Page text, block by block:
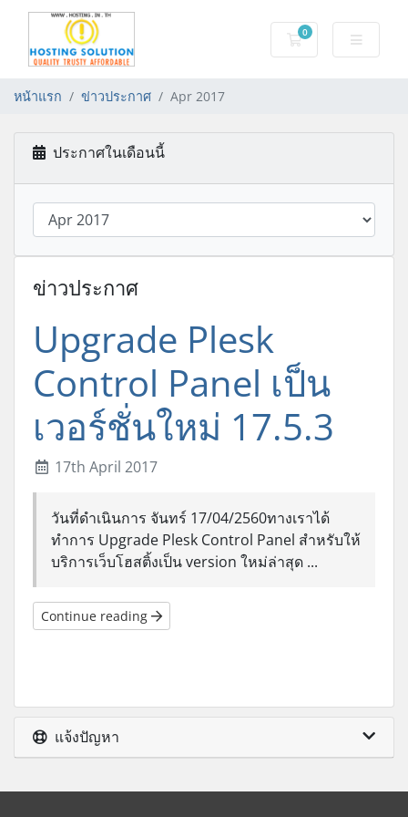
0
Shopping Cart
หน้าแรก ข่าวประกาศ Apr 2017
ประกาศในเดือนนี้
ข่าวประกาศ
Upgrade Plesk
Control Panel เป็น
เวอร์ชั่นใหม่ 17.5.3
17th April 2017
วันที่ดำเนินการ จันทร์ 17/04/2560ทางเราได้
ทำการ Upgrade Plesk Control Panel สำหรับให้
บริการเว็บโฮสติ้งเป็น version ใหม่ล่าสุด ...
Continue reading
แจ้งปัญหา